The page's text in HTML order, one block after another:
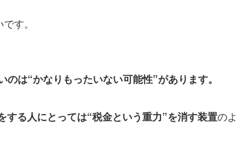
す。
は“かなりもったいない可能性”があります。
する人にとっては“税金という重力”を消す装置のよ